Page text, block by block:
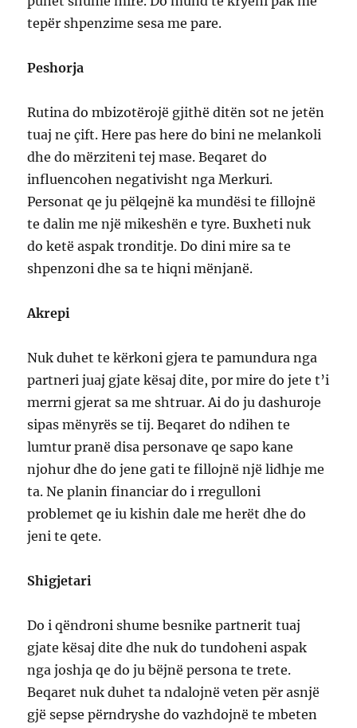
tepër shpenzime sesa me pare.
Peshorja
Rutina do mbizotërojë gjithë ditën sot ne jetën
tuaj ne çift. Here pas here do bini ne melankoli
dhe do mërziteni tej mase. Beqaret do
influencohen negativisht nga Merkuri.
Personat qe ju pëlqejnë ka mundësi te fillojnë
te dalin me një mikeshën e tyre. Buxheti nuk
do ketë aspak tronditje. Do dini mire sa te
shpenzoni dhe sa te hiqni mënjanë.
Akrepi
Nuk duhet te kërkoni gjera te pamundura nga
partneri juaj gjate kësaj dite, por mire do jete t’i
merrni gjerat sa me shtruar. Ai do ju dashuroje
sipas mënyrës se tij. Beqaret do ndihen te
lumtur pranë disa personave qe sapo kane
njohur dhe do jene gati te fillojnë një lidhje me
ta. Ne planin financiar do i rregulloni
problemet qe iu kishin dale me herët dhe do
jeni te qete.
Shigjetari
Do i qëndroni shume besnike partnerit tuaj
gjate kësaj dite dhe nuk do tundoheni aspak
nga joshja qe do ju bëjnë persona te trete.
Beqaret nuk duhet ta ndalojnë veten për asnjë
gjë sepse përndryshe do vazhdojnë te mbeten